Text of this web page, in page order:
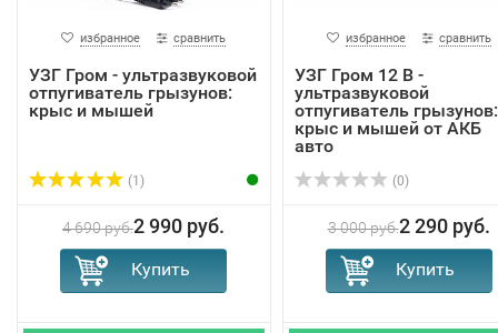
избранное сравнить
УЗГ Гром - ультразвуковой
отпугиватель грызунов:
крыс и мышей
(1)
4 690 руб.2 990 руб.
избранное сравнить
УЗГ Гром 12 В -
ультразвуковой
отпугиватель грызунов:
крыс и мышей от АКБ
авто
(0)
3 000 руб.2 290 руб.